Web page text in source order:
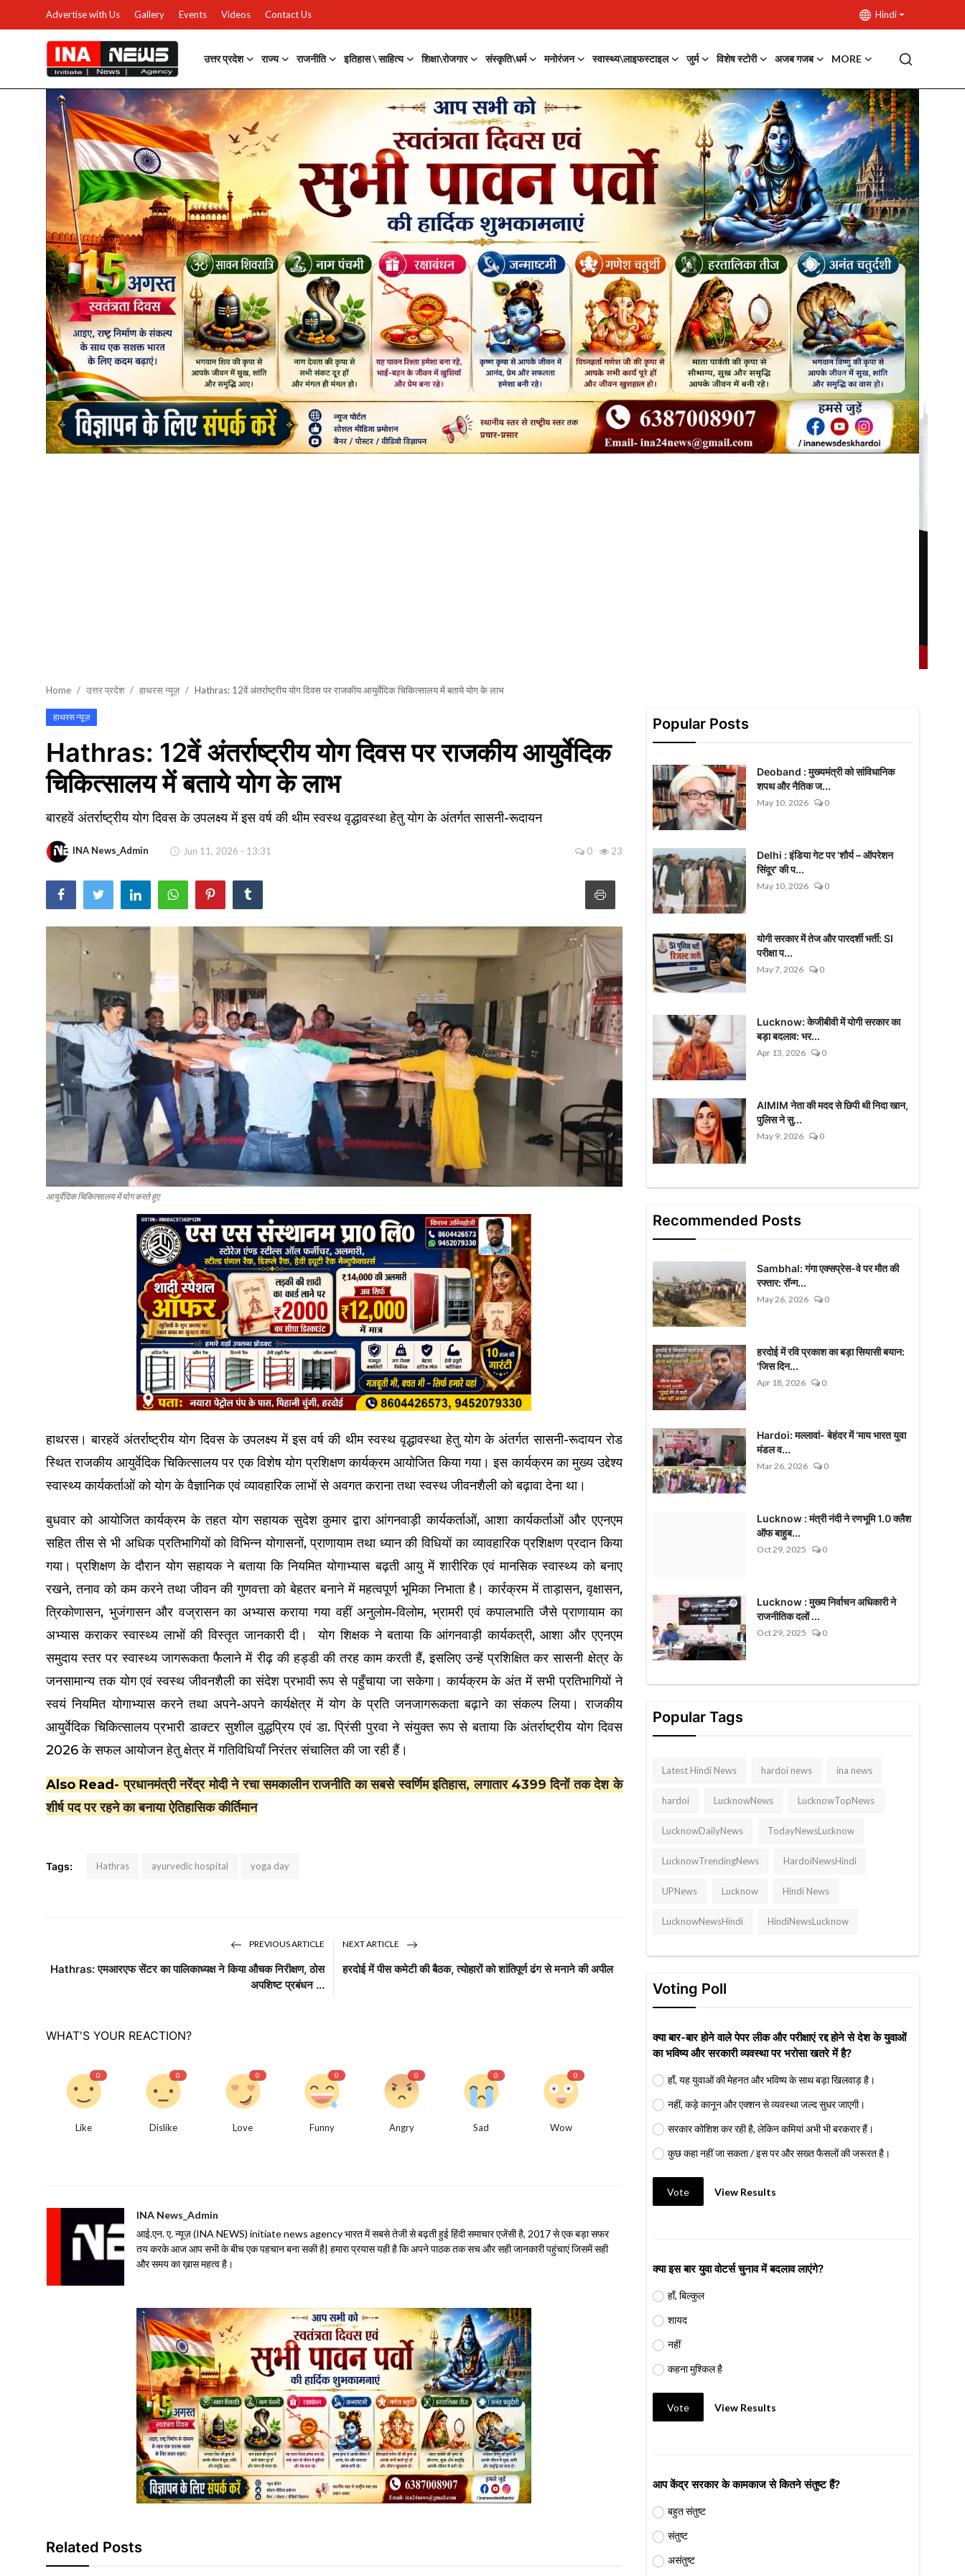
Advertise with Us Gallery Events Videos Contact Us Hindi
उत्तर प्रदेश राज्य राजनीति इतिहास \ साहित्य शिक्षा\रोजगार संस्कृति\धर्म मनोरंजन स्वास्थ्य\लाइफस्टाइल जुर्म विशेष स्टोरी अजब गजब MORE
उत्तर प्रदेश
Advertise with Us
Gallery
Contacts
इतिहास \ साहित्य
शिक्षा\रोजगार
संस्कृति\धर्म
स्वास्थ्य\लाइफस्टाइल
वायरल न्यूज़
Home उत्तर प्रदेश हाथरस न्यूज़ Hathras: 12वें अंतर्राष्ट्रीय योग दिवस पर राजकीय आयुर्वेदिक चिकित्सालय में बताये योग के लाभ
हाथरस न्यूज़
Hathras: 12वें अंतर्राष्ट्रीय योग दिवस पर राजकीय आयुर्वेदिक
चिकित्सालय में बताये योग के लाभ
बारहवें अंतर्राष्ट्रीय योग दिवस के उपलक्ष्य में इस वर्ष की थीम स्वस्थ वृद्धावस्था हेतु योग के अंतर्गत सासनी-रूदायन
INA News_Admin Jun 11, 2026 - 13:31 0 23
आयुर्वेदिक चिकित्सालय में योग करते हुए
हाथरस। बारहवें अंतर्राष्ट्रीय योग दिवस के उपलक्ष्य में इस वर्ष की थीम स्वस्थ वृद्धावस्था हेतु योग के अंतर्गत सासनी-रूदायन रोड
स्थित राजकीय आयुर्वेदिक चिकित्सालय पर एक विशेष योग प्रशिक्षण कार्यक्रम आयोजित किया गया। इस कार्यक्रम का मुख्य उद्देश्य
स्वास्थ्य कार्यकर्ताओं को योग के वैज्ञानिक एवं व्यावहारिक लाभों से अवगत कराना तथा स्वस्थ जीवनशैली को बढ़ावा देना था।
बुधवार को आयोजित कार्यक्रम के तहत योग सहायक सुदेश कुमार द्वारा आंगनवाड़ी कार्यकर्ताओं, आशा कार्यकर्ताओं और एएनएम
सहित तीस से भी अधिक प्रतिभागियों को विभिन्न योगासनों, प्राणायाम तथा ध्यान की विधियों का व्यावहारिक प्रशिक्षण प्रदान किया
गया। प्रशिक्षण के दौरान योग सहायक ने बताया कि नियमित योगाभ्यास बढ़ती आयु में शारीरिक एवं मानसिक स्वास्थ्य को बनाए
रखने, तनाव को कम करने तथा जीवन की गुणवत्ता को बेहतर बनाने में महत्वपूर्ण भूमिका निभाता है। कार्रक्रम में ताड़ासन, वृक्षासन,
त्रिकोणासन, भुजंगासन और वज्रासन का अभ्यास कराया गया वहीं अनुलोम-विलोम, भ्रामरी एवं कपालभाति जैसे प्राणायाम का
अभ्यास कराकर स्वास्थ्य लाभों की विस्तृत जानकारी दी। योग शिक्षक ने बताया कि आंगनवाड़ी कार्यकत्री, आशा और एएनएम
समुदाय स्तर पर स्वास्थ्य जागरूकता फैलाने में रीढ़ की हड्डी की तरह काम करती हैं, इसलिए उन्हें प्रशिक्षित कर सासनी क्षेत्र के
जनसामान्य तक योग एवं स्वस्थ जीवनशैली का संदेश प्रभावी रूप से पहुँचाया जा सकेगा। कार्यक्रम के अंत में सभी प्रतिभागियों ने
स्वयं नियमित योगाभ्यास करने तथा अपने-अपने कार्यक्षेत्र में योग के प्रति जनजागरूकता बढ़ाने का संकल्प लिया। राजकीय
आयुर्वेदिक चिकित्सालय प्रभारी डाक्टर सुशील वुद्धप्रिय एवं डा. प्रिंसी पुरवा ने संयुक्त रूप से बताया कि अंतर्राष्ट्रीय योग दिवस
2026 के सफल आयोजन हेतु क्षेत्र में गतिविधियाँ निरंतर संचालित की जा रही हैं।
Also Read-प्रधानमंत्री नरेंद्र मोदी ने रचा समकालीन राजनीति का सबसे स्वर्णिम इतिहास, लगातार 4399 दिनों तक देश के
शीर्ष पद पर रहने का बनाया ऐतिहासिक कीर्तिमान
Tags: Hathras ayurvedic hospital yoga day
PREVIOUS ARTICLE
Hathras: एमआरएफ सेंटर का पालिकाध्यक्ष ने किया औचक निरीक्षण, ठोस
अपशिष्ट प्रबंधन ...
NEXT ARTICLE
हरदोई में पीस कमेटी की बैठक, त्योहारों को शांतिपूर्ण ढंग से मनाने की अपील
WHAT'S YOUR REACTION?
0
Like
0
Dislike
0
Love
0
Funny
0
Angry
0
Sad
0
Wow
INA News_Admin
आई.एन. ए. न्यूज़ (INA NEWS) initiate news agency भारत में सबसे तेजी से बढ़ती हुई हिंदी समाचार एजेंसी है, 2017 से एक बड़ा सफर
तय करके आज आप सभी के बीच एक पहचान बना सकी है| हमारा प्रयास यही है कि अपने पाठक तक सच और सही जानकारी पहुंचाएं जिसमें सही
और समय का ख़ास महत्व है।
Related Posts
Popular Posts
Deoband : मुख्यमंत्री को सांविधानिक
शपथ और नैतिक ज...
May 10, 2026 0
Delhi : इंडिया गेट पर 'शौर्य – ऑपरेशन
सिंदूर' की प...
May 10, 2026 0
योगी सरकार में तेज और पारदर्शी भर्ती: SI
परीक्षा प...
May 7, 2026 0
Lucknow: केजीबीवी में योगी सरकार का
बड़ा बदलाव: भर...
Apr 13, 2026 0
AIMIM नेता की मदद से छिपी थी निदा खान,
पुलिस ने सु...
May 9, 2026 0
Recommended Posts
Sambhal: गंगा एक्सप्रेस-वे पर मौत की
रफ्तार: रॉन्ग...
May 26, 2026 0
हरदोई में रवि प्रकाश का बड़ा सियासी बयान:
'जिस दिन...
Apr 18, 2026 0
Hardoi: मल्लावां- बेहंदर में 'माय भारत युवा
मंडल व...
Mar 26, 2026 0
Lucknow : मंत्री नंदी ने रणभूमि 1.0 क्लैश
ऑफ बाहुब...
Oct 29, 2025 0
Lucknow : मुख्य निर्वाचन अधिकारी ने
राजनीतिक दलों ...
Oct 29, 2025 0
Popular Tags
Latest Hindi News hardoi news ina news
hardoi LucknowNews LucknowTopNews
LucknowDailyNews TodayNewsLucknow
LucknowTrendingNews HardoiNewsHindi
UPNews Lucknow Hindi News
LucknowNewsHindi HindiNewsLucknow
Voting Poll
क्या बार-बार होने वाले पेपर लीक और परीक्षाएं रद्द होने से देश के युवाओं
का भविष्य और सरकारी व्यवस्था पर भरोसा खतरे में है?
हाँ, यह युवाओं की मेहनत और भविष्य के साथ बड़ा खिलवाड़ है।
नहीं, कड़े कानून और एक्शन से व्यवस्था जल्द सुधर जाएगी।
सरकार कोशिश कर रही है, लेकिन कमियां अभी भी बरकरार हैं।
कुछ कहा नहीं जा सकता / इस पर और सख्त फैसलों की जरूरत है।
Vote View Results
क्या इस बार युवा वोटर्स चुनाव में बदलाव लाएंगे?
हाँ, बिल्कुल
शायद
नहीं
कहना मुश्किल है
Vote View Results
आप केंद्र सरकार के कामकाज से कितने संतुष्ट हैं?
बहुत संतुष्ट
संतुष्ट
असंतुष्ट